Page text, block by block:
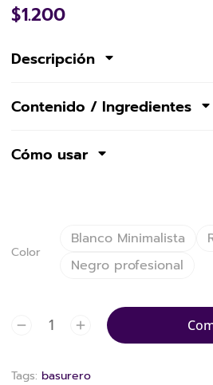
$1.200
Descripción
Contenido / Ingredientes
Cómo usar
Color
Blanco Minimalista
Negro profesional
Tags: basurero